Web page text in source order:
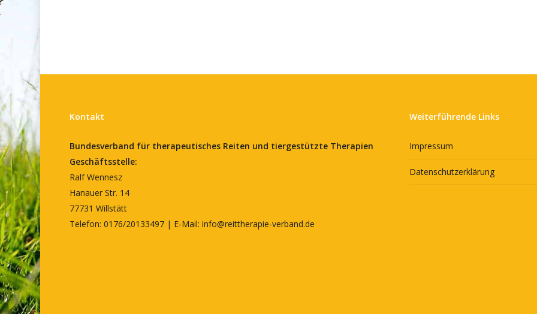
Kontakt
Bundesverband für therapeutisches Reiten und tiergestützte Therapien
Geschäftsstelle:
Ralf Wennesz
Hanauer Str. 14
77731 Willstätt
Telefon: 0176/20133497 | E-Mail: info@reittherapie-verband.de
Weiterführende Links
Impressum
Datenschutzerklärung